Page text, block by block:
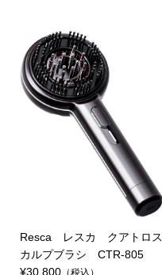
Resca レスカ クアトロス
カルプブラシ CTR-805
¥30,800（税込）